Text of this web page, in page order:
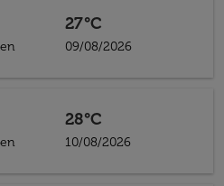
27°C
09/08/2026
28°C
10/08/2026